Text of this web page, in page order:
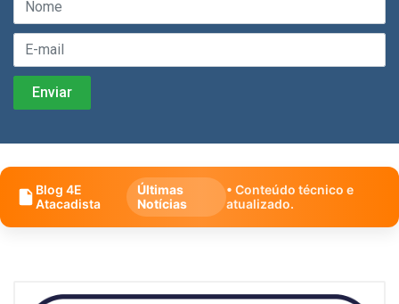
Blog 4E
Atacadista
Últimas
Notícias
• Conteúdo técnico e
atualizado.